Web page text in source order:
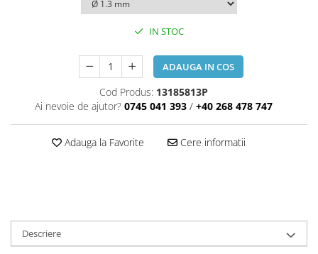
Cutii organizatoare pentru
depozitare si transport - TANOS
Markere cu creta lichida
Placi modulare Swisstrax
Service și mentenanță
IN STOC
ADAUGA IN COS
Cod Produs: 13185813P
Ai nevoie de ajutor? 0745 041 393 / +40 268 478 747
Adauga la Favorite Cere informatii
Descriere